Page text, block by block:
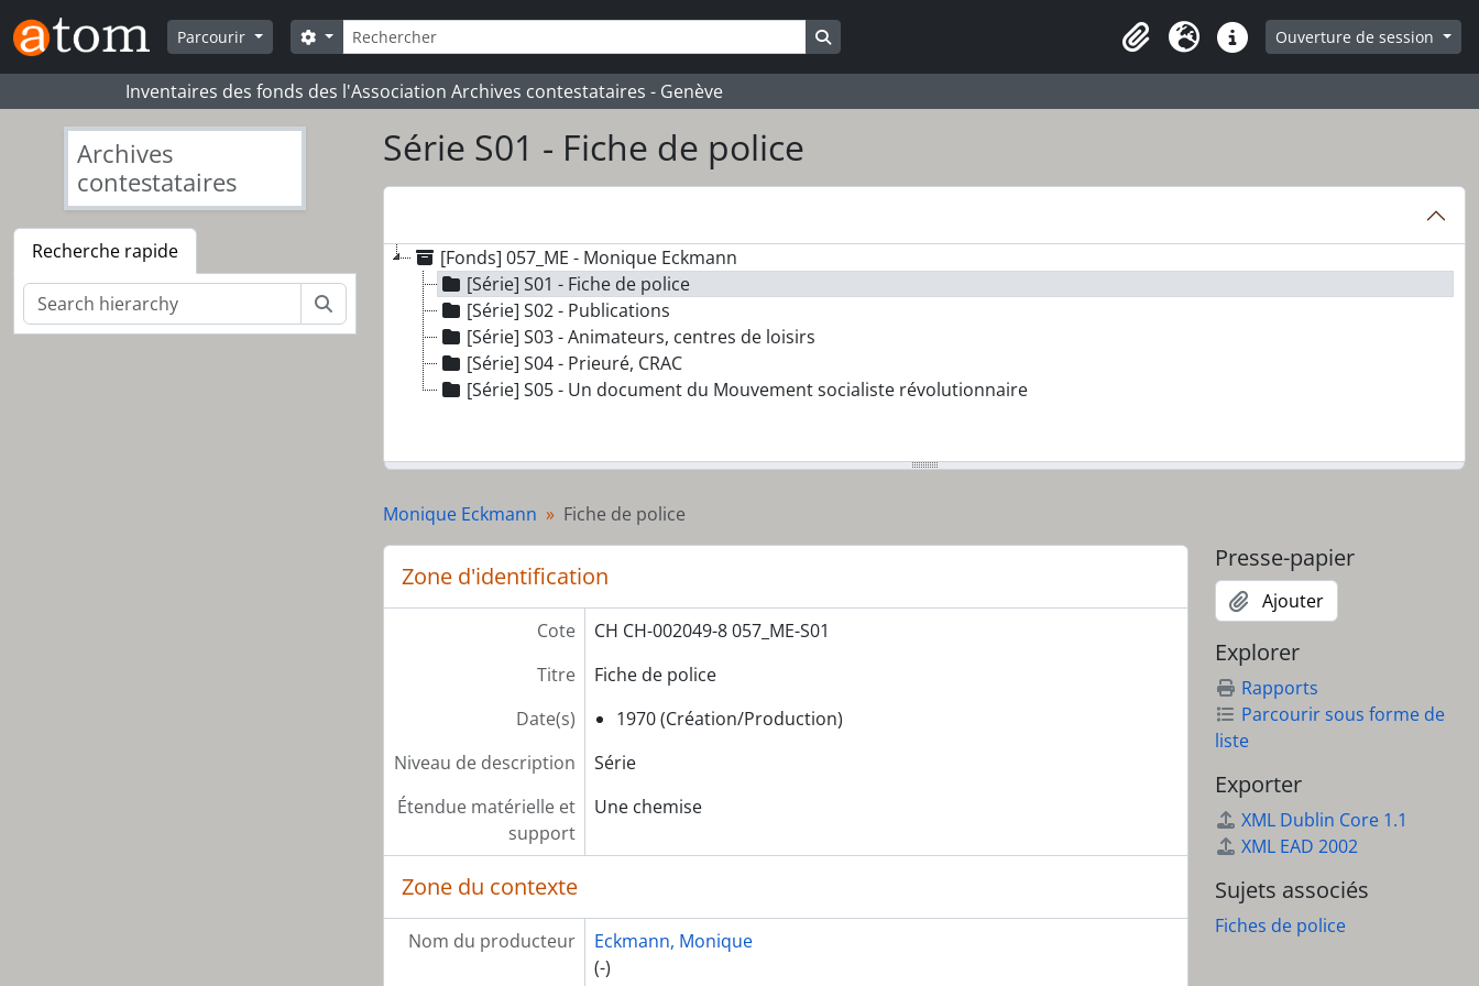
Skip to main content
Parcourir
Rechercher
Search options
Presse-papier
LangueLiens rapidesOuverture de session
Inventaires des fonds des l'Association Archives contestataires - Genève
Archives
contestataires
Recherche rapide
Rechercher
Série S01 - Fiche de police
[Fonds] 057_ME - Monique Eckmann
[Série] S01 - Fiche de police
[Série] S02 - Publications
[Série] S03 - Animateurs, centres de loisirs
[Série] S04 - Prieuré, CRAC
[Série] S05 - Un document du Mouvement socialiste révolutionnaire
Monique Eckmann Fiche de police
Zone d'identification
Cote
CH CH-002049-8 057_ME-S01
Titre
Fiche de police
Date(s)
1970 (Création/Production)
Niveau de description
Série
Étendue matérielle et
support
Une chemise
Zone du contexte
Nom du producteur
Eckmann, Monique
(-)
Presse-papier
Ajouter
Explorer
Rapports
Parcourir sous forme de
liste
Exporter
XML Dublin Core 1.1
XML EAD 2002
Sujets associés
Fiches de police